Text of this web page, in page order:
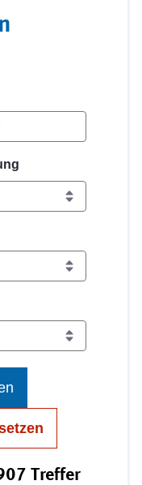
Treffer